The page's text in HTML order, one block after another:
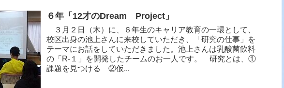
６年「12才のDream Project」
３月２日（木）に、６年生のキャリア教育の一環として、
校区出身の池上さんに来校していただき、「研究の仕事」を
テーマにお話をしていただきました。池上さんは乳酸菌飲料
の「R-１」を開発したチームのお一人です。 研究とは、①
課題を見つける ②仮...